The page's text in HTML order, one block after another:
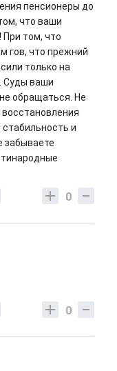
пенсионеры до
что ваши
том, что
гов, что прежний
только на
Суды ваши
обращаться. Не
и
забываете
0
0